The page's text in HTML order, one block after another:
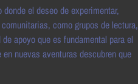
el deseo de experimentar,
como grupos de lectura,
apoyo que es fundamental para el
nuevas aventuras descubren que